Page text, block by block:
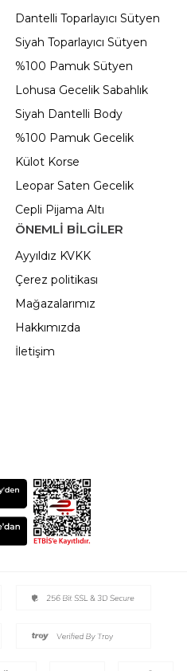
Dantelli Toparlayıcı Sütyen
Siyah Toparlayıcı Sütyen
%100 Pamuk Sütyen
Lohusa Gecelik Sabahlık
Siyah Dantelli Body
%100 Pamuk Gecelik
Külot Korse
Leopar Saten Gecelik
Cepli Pijama Altı
ÖNEMLI BILGILER
Ayyıldız KVKK
Çerez politikası
Mağazalarımız
Hakkımızda
İletişim